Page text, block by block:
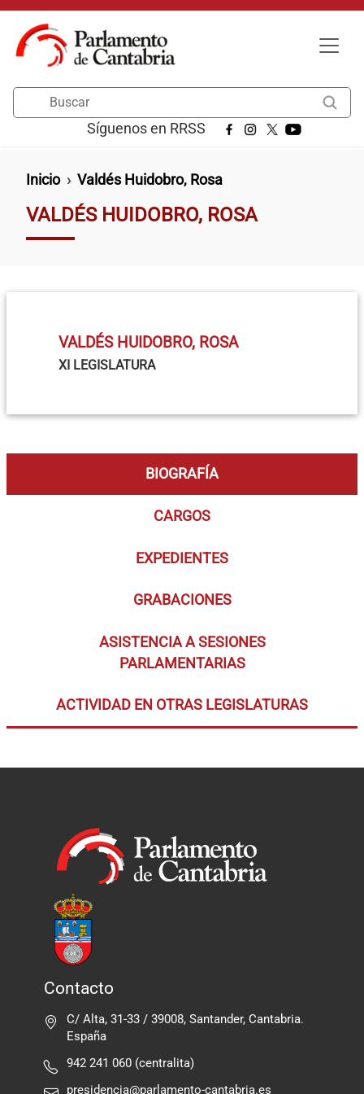
Pasar al contenido principal
Síguenos en RRSS
Ruta de navegación
Inicio Valdés Huidobro, Rosa
VALDÉS HUIDOBRO, ROSA
VALDÉS HUIDOBRO, ROSA
XI LEGISLATURA
BIOGRAFÍA
CARGOS
EXPEDIENTES
GRABACIONES
ASISTENCIA A SESIONES
PARLAMENTARIAS
ACTIVIDAD EN OTRAS LEGISLATURAS
Contacto
C/ Alta, 31-33 / 39008, Santander, Cantabria.
España
942 241 060 (centralita)
presidencia@parlamento-cantabria.es